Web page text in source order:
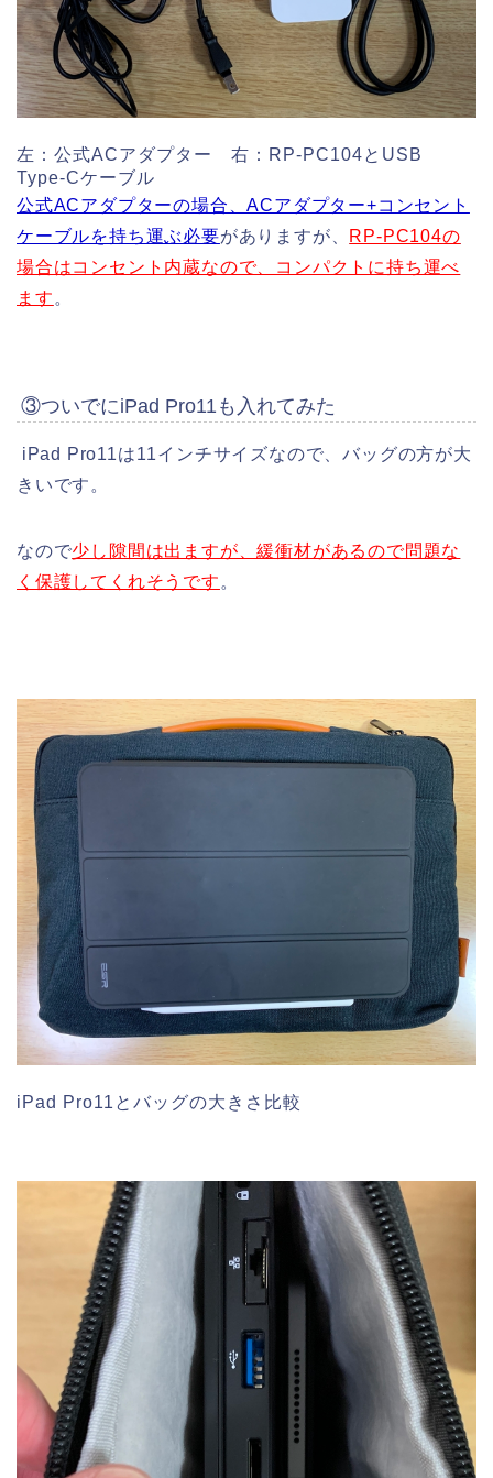
左：公式ACアダプター 右：RP-PC104とUSB
Type-Cケーブル
公式ACアダプターの場合、ACアダプター+コンセント
ケーブルを持ち運ぶ必要がありますが、 RP-PC104の
場合はコンセント内蔵なので、コンパクトに持ち運べ
ます 。
③ついでにiPad Pro11も入れてみた
iPad Pro11は11インチサイズなので、バッグの方が大
きいです。
なので少し隙間は出ますが、緩衝材があるので問題な
く保護してくれそうです。
iPad Pro11とバッグの大きさ比較